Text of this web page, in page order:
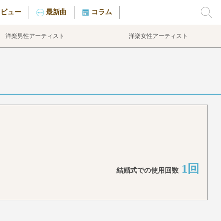
ュー 最新曲 コラム
洋楽男性アーティスト 洋楽女性アーティスト
結婚式での使用回数 1回